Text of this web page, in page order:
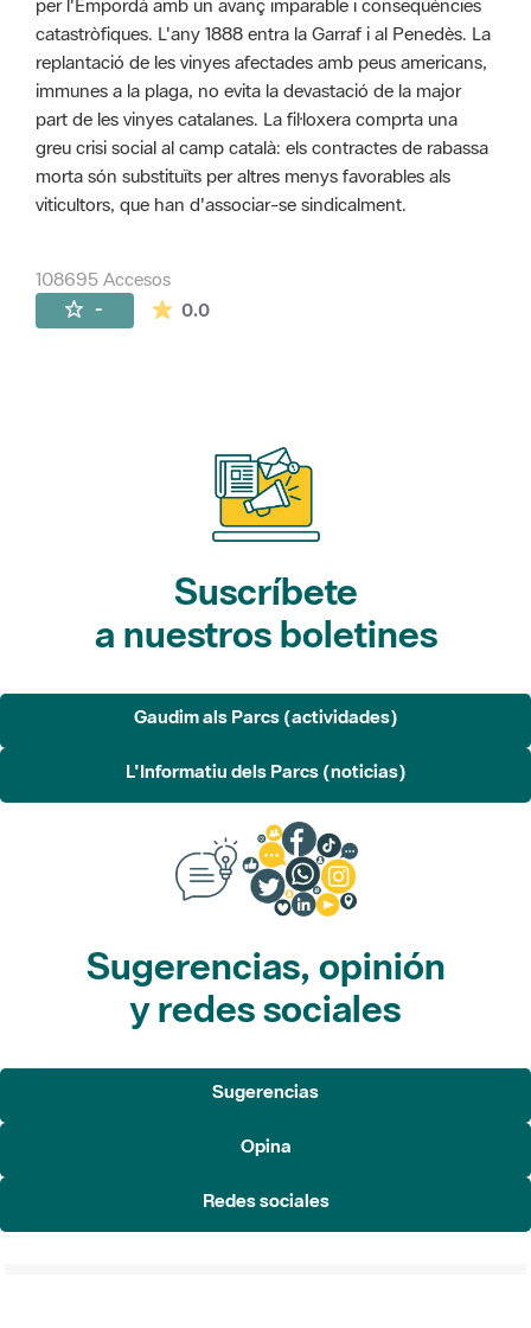
per l'Empordà amb un avanç imparable i conseqüències
catastròfiques. L'any 1888 entra la Garraf i al Penedès. La
replantació de les vinyes afectades amb peus americans,
immunes a la plaga, no evita la devastació de la major
part de les vinyes catalanes. La fil·loxera comprta una
greu crisi social al camp català: els contractes de rabassa
morta són substituïts per altres menys favorables als
viticultors, que han d'associar-se sindicalment.
108695 Accesos
- 0.0La valoración media es de 0 estrellas de
Suscríbete
a nuestros boletines
Gaudim als Parcs (actividades)
L'Informatiu dels Parcs (noticias)
Sugerencias, opinión
y redes sociales
Sugerencias
Opina
Redes sociales